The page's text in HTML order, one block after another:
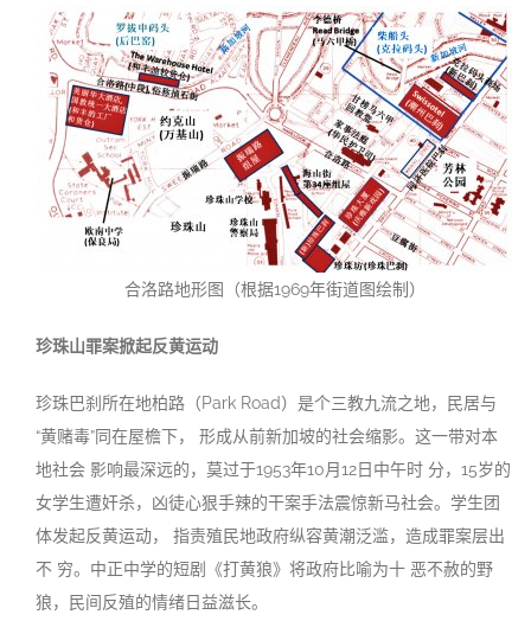
合洛路地形图（根据1969年街道图绘制）
珍珠山罪案掀起反黄运动
珍珠巴刹所在地柏路（Park Road）是个三教九流之地，民居与
“黄赌毒”同在屋檐下， 形成从前新加坡的社会缩影。这一带对本
地社会 影响最深远的，莫过于1953年10月12日中午时 分，15岁的
女学生遭奸杀，凶徒心狠手辣的干案手法震惊新马社会。学生团
体发起反黄运动， 指责殖民地政府纵容黄潮泛滥，造成罪案层出
不 穷。中正中学的短剧《打黄狼》将政府比喻为十 恶不赦的野
狼，民间反殖的情绪日益滋长。